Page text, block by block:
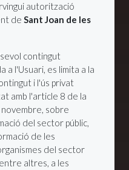
autorització
de Sant Joan de les
contingut
a l'Usuari, es limita a la
i l'ús privat
amb l'article 8 de la
sobre
del sector públic,
de les
del sector
altres, a les